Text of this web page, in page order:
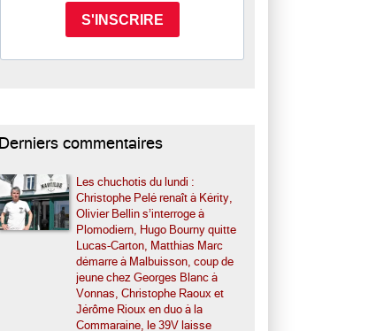
S'INSCRIRE
Derniers commentaires
Les chuchotis du lundi :
Christophe Pelé renaît à Kérity,
Olivier Bellin s’interroge à
Plomodiern, Hugo Bourny quitte
Lucas-Carton, Matthias Marc
démarre à Malbuisson, coup de
jeune chez Georges Blanc à
Vonnas, Christophe Raoux et
Jérôme Rioux en duo à la
Commaraine, le 39V laisse